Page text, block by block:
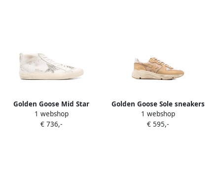
Golden Goose Mid Star
sneakers Beige
1 webshop
€ 736,-
Golden Goose Sole sneakers
Beige
1 webshop
€ 595,-